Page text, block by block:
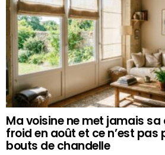
Ma voisine ne met jamais sa
froid en août et ce n’est pas
bouts de chandelle